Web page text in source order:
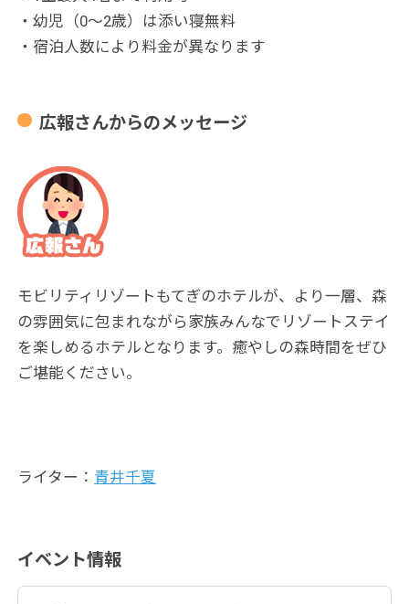
・幼児（0〜2歳）は添い寝無料
・宿泊人数により料金が異なります
広報さんからのメッセージ
モビリティリゾートもてぎのホテルが、より一層、森
の雰囲気に包まれながら家族みんなでリゾートステイ
を楽しめるホテルとなります。癒やしの森時間をぜひ
ご堪能ください。
ライター： 青井千夏
イベント情報